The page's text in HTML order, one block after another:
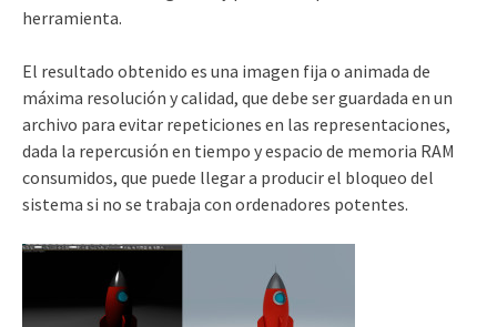
herramienta.
El resultado obtenido es una imagen fija o animada de
máxima resolución y calidad, que debe ser guardada en un
archivo para evitar repeticiones en las representaciones,
dada la repercusión en tiempo y espacio de memoria RAM
consumidos, que puede llegar a producir el bloqueo del
sistema si no se trabaja con ordenadores potentes.